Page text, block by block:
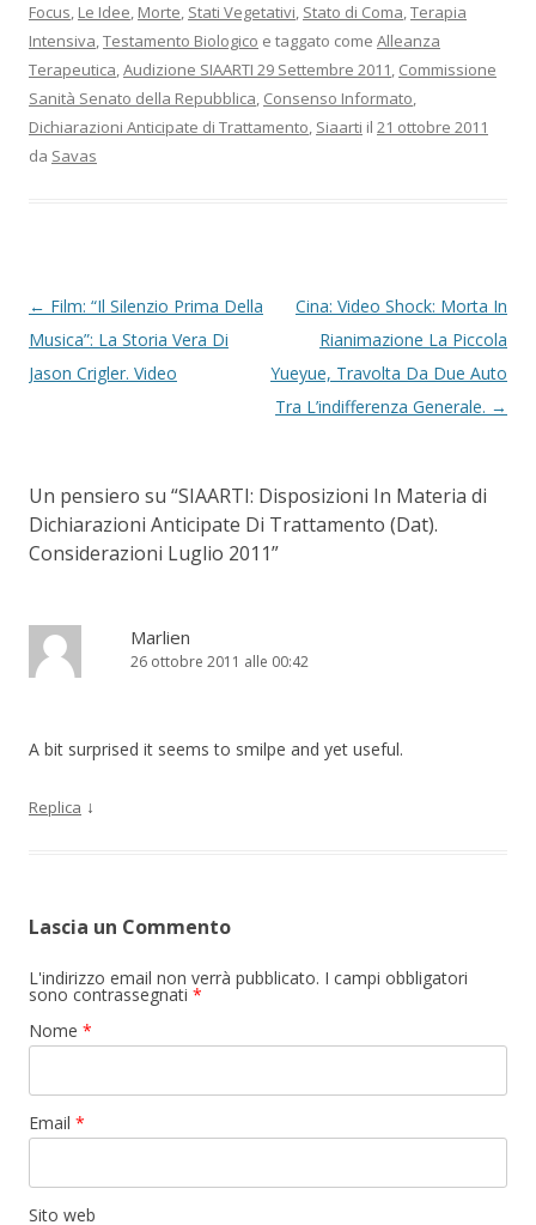
Focus, Le Idee, Morte, Stati Vegetativi, Stato di Coma,Terapia
Intensiva,Testamento Biologico e taggato come Alleanza
Terapeutica,Audizione SIAARTI 29 Settembre 2011, Commissione
Sanità Senato della Repubblica, Consenso Informato,
Dichiarazioni Anticipate di Trattamento, Siaarti il 21 ottobre 2011
da Savas
Navigazione articolo
← Film: “Il Silenzio Prima Della
Musica”: La Storia Vera Di
Jason Crigler. Video
Cina: Video Shock: Morta In
Rianimazione La Piccola
Yueyue, Travolta Da Due Auto
Tra L’indifferenza Generale. →
Un pensiero su “SIAARTI: Disposizioni In Materia di
Dichiarazioni Anticipate Di Trattamento (Dat).
Considerazioni Luglio 2011”
Marlien
26 ottobre 2011 alle 00:42
A bit surprised it seems to smilpe and yet useful.
Replica ↓
Lascia un Commento
L'indirizzo email non verrà pubblicato. I campi obbligatori
sono contrassegnati *
Nome *
Email *
Sito web